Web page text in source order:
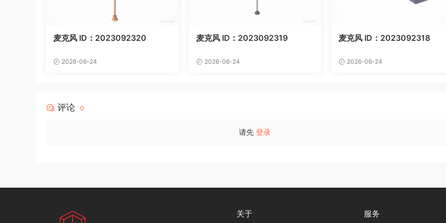
麦克风 ID：2023092320
2026-06-24
麦克风 ID：2023092319
2026-06-24
麦克风 ID：2023092318
2026-06-24
评论 0
请先 登录
关于 服务